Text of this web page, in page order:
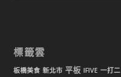
標籤雲
板橋美食 新北市 平板 IFIVE 一打二